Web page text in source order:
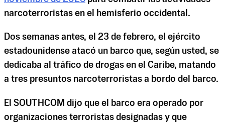
narcoterroristas en el hemisferio occidental.
Dos semanas antes, el 23 de febrero, el ejército
estadounidense atacó un barco que, según usted, se
dedicaba al tráfico de drogas en el Caribe, matando
a tres presuntos narcoterroristas a bordo del barco.
El SOUTHCOM dijo que el barco era operado por
organizaciones terroristas designadas y que